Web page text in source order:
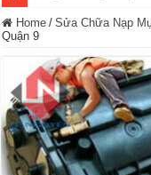
Home / Sửa Chữa Nạp
Quận 9